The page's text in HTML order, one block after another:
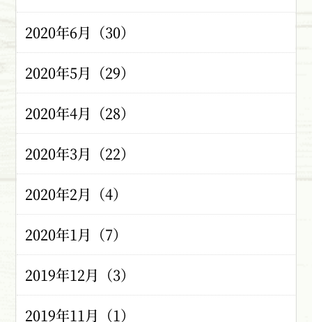
2020年6月（30）
2020年5月（29）
2020年4月（28）
2020年3月（22）
2020年2月（4）
2020年1月（7）
2019年12月（3）
2019年11月（1）